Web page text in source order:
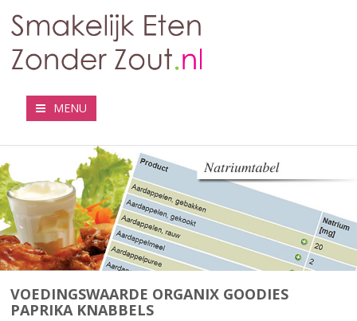
MENU
VOEDINGSWAARDE ORGANIX GOODIES
PAPRIKA KNABBELS